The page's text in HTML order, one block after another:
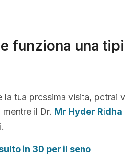
funziona una
la tua prossima visita, potrai
il Dr. Mr Hyder Ridha
in 3D per il seno